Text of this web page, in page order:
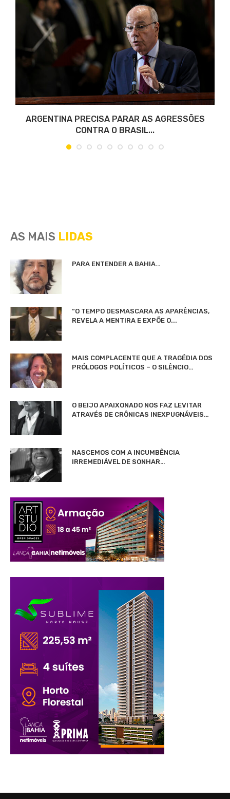
ARGENTINA PRECISA PARAR AS AGRESSÕES
CONTRA O BRASIL...
AS MAIS LIDAS
PARA ENTENDER A BAHIA…
“O TEMPO DESMASCARA AS APARÊNCIAS,
REVELA A MENTIRA E EXPÕE O...
MAIS COMPLACENTE QUE A TRAGÉDIA DOS
PRÓLOGOS POLÍTICOS – O SILÊNCIO…
O BEIJO APAIXONADO NOS FAZ LEVITAR
ATRAVÉS DE CRÔNICAS INEXPUGNÁVEIS…
NASCEMOS COM A INCUMBÊNCIA
IRREMEDIÁVEL DE SONHAR…